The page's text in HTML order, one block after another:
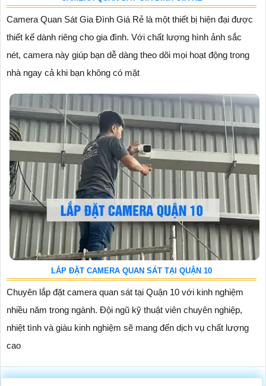
Camera Quan Sát Gia Đình Giá Rẻ là một thiết bị hiện đại được
thiết kế dành riêng cho gia đình. Với chất lượng hình ảnh sắc
nét, camera này giúp bạn dễ dàng theo dõi mọi hoạt động trong
nhà ngay cả khi bạn không có mặt
LẮP ĐẶT CAMERA QUAN SÁT TẠI QUẬN 10
Chuyên lắp đặt camera quan sát tại Quận 10 với kinh nghiệm
nhiều năm trong ngành. Đội ngũ kỹ thuật viên chuyên nghiệp,
nhiệt tình và giàu kinh nghiệm sẽ mang đến dịch vụ chất lượng
cao